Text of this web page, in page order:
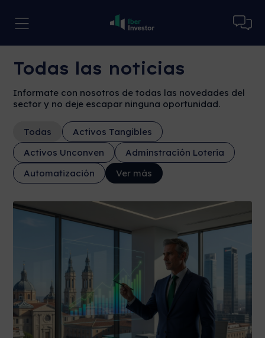
Todas las noticias
Informate con nosotros de todas las novedades del
sector y no deje escapar ninguna oportunidad.
Todas
Activos Tangibles
Activos Unconven
Adminstración Loteria
Automatización
Ver más